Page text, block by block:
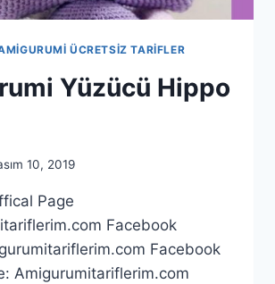
ÜCRETSIZ TARIFLER
Yüzücü Hippo
10, 2019
Page
Facebook
Facebook
Amigurumitariflerim.com